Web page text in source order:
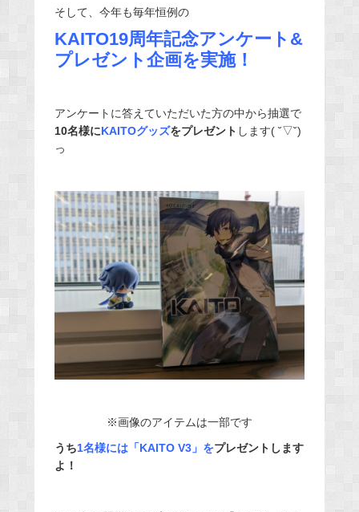
そして、今年も毎年恒例の
KAITO19周年記念アンケート&
プレゼント企画を実施！
アンケートに答えていただいた方の中から抽選で
10名様にKAITOグッズをプレゼント します( ˘▽˘)
っ
※画像のアイテムは一部です
うち1名様には「KAITO V3」をプレゼントします
よ！